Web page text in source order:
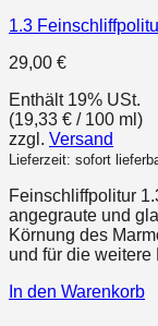
1.3
29,00 €
Enthält 19% USt.
(19,33 € / 100 ml)
zzgl. Versand
Lieferzeit: sofort
Feinschliffpolitur
angegraute und
Körnung des
und für die
In den Warenkorb